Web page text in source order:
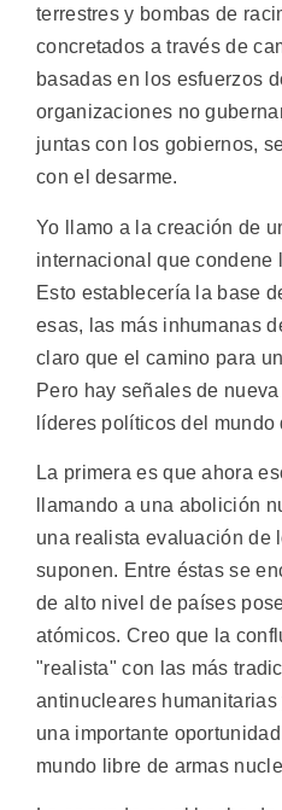
terrestres y bombas de
concretados a través de
basadas en los esfuerzos
organizaciones no
juntas con los gobiernos,
con el desarme.
Yo llamo a la creación de
internacional que condene
Esto establecería la base
esas, las más inhumanas
claro que el camino para
Pero hay señales de
líderes políticos del
La primera es que ahora
llamando a una abolición
una realista evaluación de
suponen. Entre éstas se
de alto nivel de países
atómicos. Creo que la
"realista" con las más
antinucleares
una importante
mundo libre de armas